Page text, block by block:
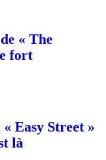
« The
fort
Easy Street »
là